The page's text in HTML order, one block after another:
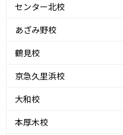
センター北校
あざみ野校
鶴見校
京急久里浜校
大和校
本厚木校